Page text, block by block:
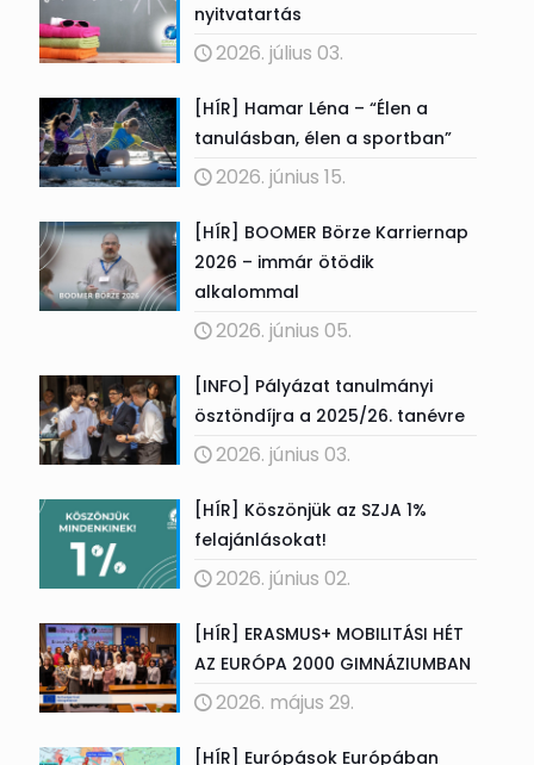
nyitvatartás
2026. július 03.
[HÍR] Hamar Léna – “Élen a
tanulásban, élen a sportban”
2026. június 15.
[HÍR] BOOMER Börze Karriernap
2026 – immár ötödik
alkalommal
2026. június 05.
[INFO] Pályázat tanulmányi
ösztöndíjra a 2025/26. tanévre
2026. június 03.
[HÍR] Köszönjük az SZJA 1%
felajánlásokat!
2026. június 02.
[HÍR] ERASMUS+ MOBILITÁSI HÉT
AZ EURÓPA 2000 GIMNÁZIUMBAN
2026. május 29.
[HÍR] Európások Európában